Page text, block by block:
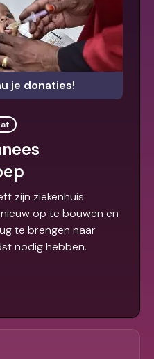
je donaties!
zijn ziekenhuis
op te bouwen en
te brengen naar
nodig hebben.